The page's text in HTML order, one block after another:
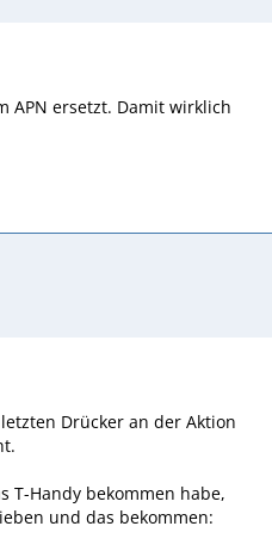
APN ersetzt. Damit wirklich
Drücker an der Aktion
T-Handy bekommen habe,
und das bekommen: